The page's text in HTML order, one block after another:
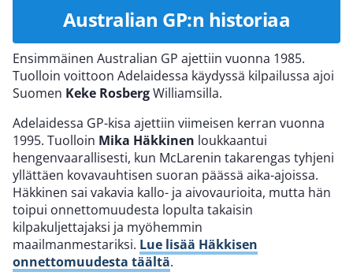
Australian GP:n historiaa
Ensimmäinen Australian GP ajettiin vuonna 1985.
Tuolloin voittoon Adelaidessa käydyssä kilpailussa ajoi
Suomen Keke RosbergWilliamsilla.
Adelaidessa GP-kisa ajettiin viimeisen kerran vuonna
1995. Tuolloin Mika Häkkinen loukkaantui
hengenvaarallisesti, kun McLarenin takarengas tyhjeni
yllättäen kovavauhtisen suoran päässä aika-ajoissa.
Häkkinen sai vakavia kallo- ja aivovaurioita, mutta hän
toipui onnettomuudesta lopulta takaisin
kilpakuljettajaksi ja myöhemmin
maailmanmestariksi. Lue lisää Häkkisen
onnettomuudesta täältä.